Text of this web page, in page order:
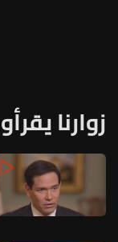
زوارنا